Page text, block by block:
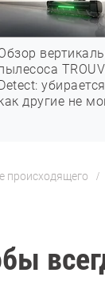
другие не
происходящего